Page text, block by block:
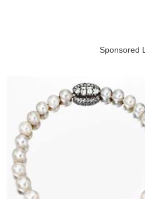
Sponsored